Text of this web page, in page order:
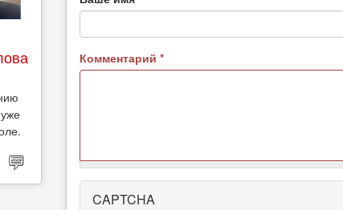
Комментарий *
Более
CAPTCHA